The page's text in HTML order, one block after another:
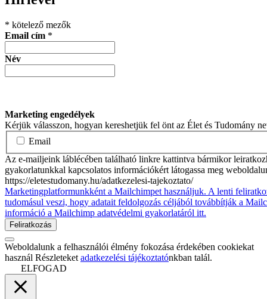
* kötelező mezők
Email cím *
Név
Marketing engedélyek
Kérjük válasszon, hogyan kereshetjük fel önt az Élet és Tudomány
Email
Az e-mailjeink láblécében található linkre kattintva bármikor
gyakorlatunkkal kapcsolatos információkért látogassa meg
https://eletestudomany.hu/adatkezelesi-tajekoztato/
Marketingplatformunkként a Mailchimpet használjuk. A lenti
tudomásul veszi, hogy adatait feldolgozás céljából továbbítják a
információ a Mailchimp adatvédelmi gyakorlatáról itt.
Weboldalunk a felhasználói élmény fokozása érdekében cookiekat
használ Részleteketadatkezelési tájékoztatónkban talál.
ELFOGAD